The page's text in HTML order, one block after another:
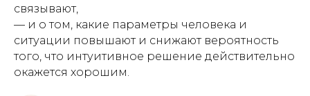
связывают,
— и о том, какие параметры человека и
ситуации повышают и снижают вероятность
того, что интуитивное решение действительно
окажется хорошим.